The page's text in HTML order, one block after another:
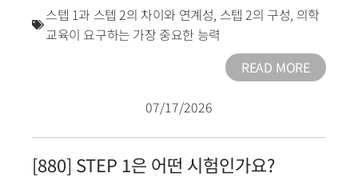
스텝 1과 스텝 2의 차이와 연계성, 스텝 2의 구성, 의학
교육이 요구하는 가장 중요한 능력
READ MORE
07/17/2026
[880] STEP 1은 어떤 시험인가요?